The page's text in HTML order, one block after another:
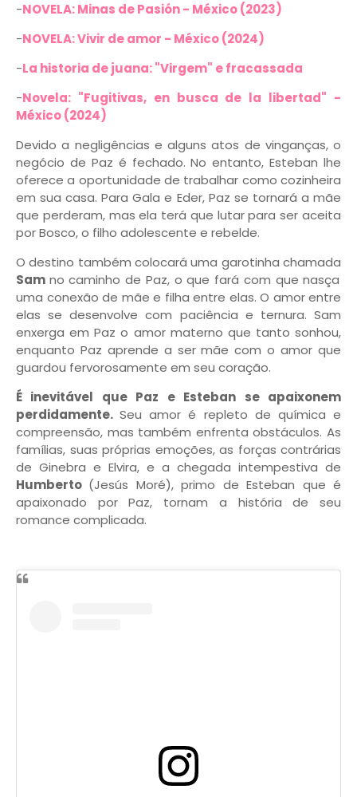
-NOVELA: Minas de Pasión - México (2023)
-NOVELA: Vivir de amor - México (2024)
-La historia de juana: "Virgem" e fracassada
-Novela: "Fugitivas, en busca de la libertad" -
México (2024)
Devido a negligências e alguns atos de vinganças, o
negócio de Paz é fechado. No entanto, Esteban lhe
oferece a oportunidade de trabalhar como cozinheira
em sua casa. Para Gala e Eder, Paz se tornará a mãe
que perderam, mas ela terá que lutar para ser aceita
por Bosco, o filho adolescente e rebelde.
O destino também colocará uma garotinha chamada
Sam no caminho de Paz, o que fará com que nasça
uma conexão de mãe e filha entre elas. O amor entre
elas se desenvolve com paciência e ternura. Sam
enxerga em Paz o amor materno que tanto sonhou,
enquanto Paz aprende a ser mãe com o amor que
guardou fervorosamente em seu coração.
É inevitável que Paz e Esteban se apaixonem
perdidamente.Seu amor é repleto de química e
compreensão, mas também enfrenta obstáculos. As
famílias, suas próprias emoções, as forças contrárias
de Ginebra e Elvira, e a chegada intempestiva de
Humberto (Jesús Moré), primo de Esteban que é
apaixonado por Paz, tornam a história de seu
romance complicada.